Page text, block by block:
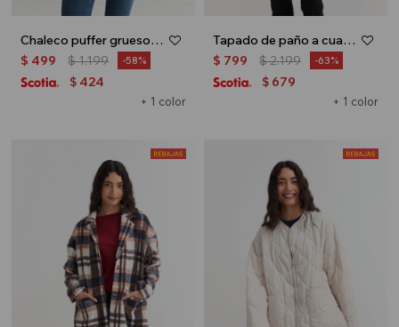
Chaleco puffer grueso - Khaki
+ 1 color
$ 499 $1.199 58
$ 424
Tapado de paño a cuadros - Negro
+ 1 color
$ 799 $2.199 63
$ 679